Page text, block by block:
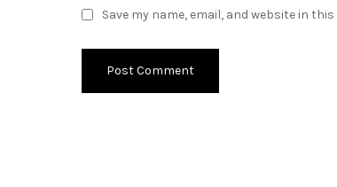
Save my name, email, and website in